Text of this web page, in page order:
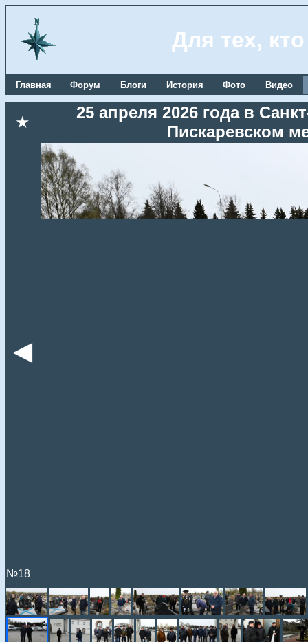
Для тех,
Главная Форум Блоги История Фото Видео
★
25 апреля 2026 года в
Пискаревском
◄
№18